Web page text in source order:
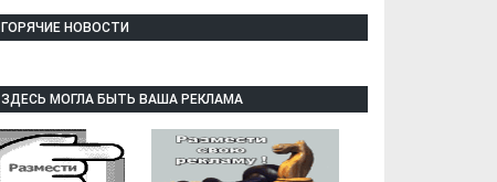
ГОРЯЧИЕ НОВОСТИ
ЗДЕСЬ МОГЛА БЫТЬ ВАША РЕКЛАМА